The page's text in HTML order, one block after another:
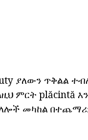
ያለውን ጥቅልል
ምርት plăcintă
መካከል